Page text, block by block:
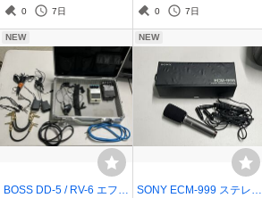
ース付 オーディオテクニ
0
7日
認済0
7日
NEW
BOSS DD-5 / RV-6 エフェ
NEW
SONY ECM-999 ステレオ